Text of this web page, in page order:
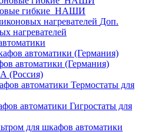
гибкие_НАШИ
Доп.
нагревателей
автоматики (Германия)
(Россия)
Термостаты для
Гигростаты для